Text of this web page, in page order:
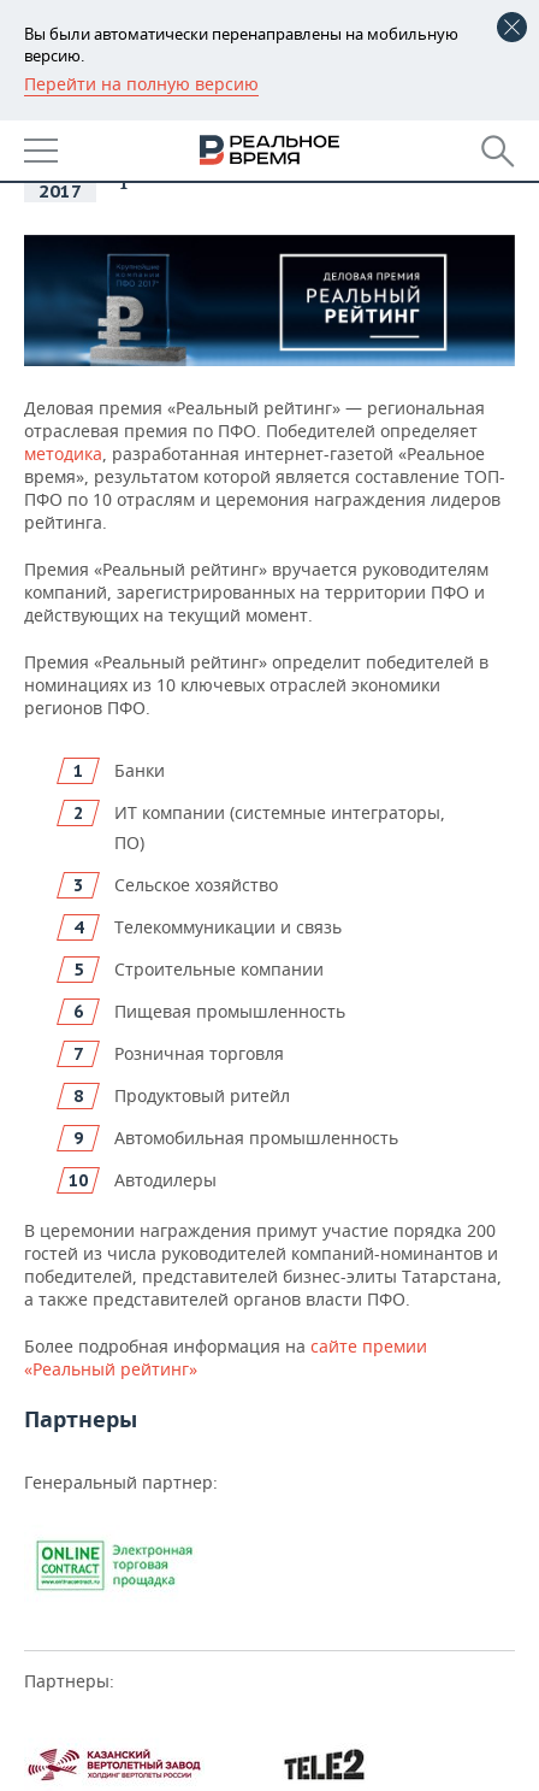
Вы были автоматически перенаправлены на мобильную
версию.
Перейти на полную версию
РЕГИОНЫ
БАШКОРТОСТАН
ТАТАРСТАН
УДМУРТИЯ
НОВОСТИ
АНАЛИТИКА
НОВОСТИ АНАЛИТИКИ
ДЕКЛАРАЦИИ О ДОХОДАХ
КОРОЛИ ГОСЗАКАЗА ПФО
ВУЗЫ ТАТАРСТАНА
КОМУ ПРИНАДЛЕЖАТ
ТОРГОВЫЕ ЦЕНТРЫ
ТАТАРСТАНА
ЭКОНОМИКА
НОВОСТИ ЭКОНОМИКИ
ФИНАНСЫ
БАНКИ
БЮДЖЕТ
ИНВЕСТИЦИИ
ПРОМЫШЛЕННОСТЬ
НОВОСТИ
АГРОПРОМ
МАШИНОСТРОЕНИЕ
НЕФТЬ
ОПК
ЭНЕРГЕТИКА
НЕДВИЖИМОСТЬ
НОВОСТИ НЕДВИЖИМОСТИ
АВТО
НОВОСТИ АВТО
БИЗНЕС
НОВОСТИ БИЗНЕСА
РОЗНИЧНАЯ ТОРГОВЛЯ
УСЛУГИ
ТЕХНОЛОГИИ
НОВОСТИ ТЕХНОЛОГИЙ
МЕДИА
МЕРОПРИЯТИЯ
ВЫЕЗДНАЯ РЕДАКЦИЯ
ONLINE-КОНФЕРЕНЦИИ
НОВОСТИ СПОРТА
ХОККЕЙ
ВОЛЕЙБОЛ
КИБЕРСПОРТ
ФИГУРНОЕ КАТАНИЕ
ВОДНЫЕ ВИДЫ СПОРТА
ХОККЕЙ С МЯЧОМ
ОБЩЕСТВО
ВЛАСТЬ
ИСТОРИЯ
КУЛЬТУРА
МЕДИЦИНА
ОБРАЗОВАНИЕ
ПРОИСШЕСТВИЯ
ФОТОГАЛЕРЕЯ
СЮЖЕТЫ
СПИСОК ПЕРСОН
СПИСОК КОМПАНИЙ
ПОЛНАЯ ВЕРСИЯ
01
дек
2017
деловой премии "Реальный
рейтинг"
Деловая премия «Реальный рейтинг» — региональная
отраслевая премия по ПФО. Победителей определяет
методика , разработанная интернет-газетой «Реальное
время», результатом которой является составление ТОП-
ПФО по 10 отраслям и церемония награждения лидеров
рейтинга.
Премия «Реальный рейтинг» вручается руководителям
компаний, зарегистрированных на территории ПФО и
действующих на текущий момент.
Премия «Реальный рейтинг» определит победителей в
номинациях из 10 ключевых отраслей экономики
регионов ПФО.
Банки
ИТ компании (системные интеграторы,
ПО)
Сельское хозяйство
Телекоммуникации и связь
Строительные компании
Пищевая промышленность
Розничная торговля
Продуктовый ритейл
Автомобильная промышленность
Автодилеры
В церемонии награждения примут участие порядка 200
гостей из числа руководителей компаний-номинантов и
победителей, представителей бизнес-элиты Татарстана,
а также представителей органов власти ПФО.
Более подробная информация на сайте премии
«Реальный рейтинг»
Партнеры
Генеральный партнер:
Партнеры: